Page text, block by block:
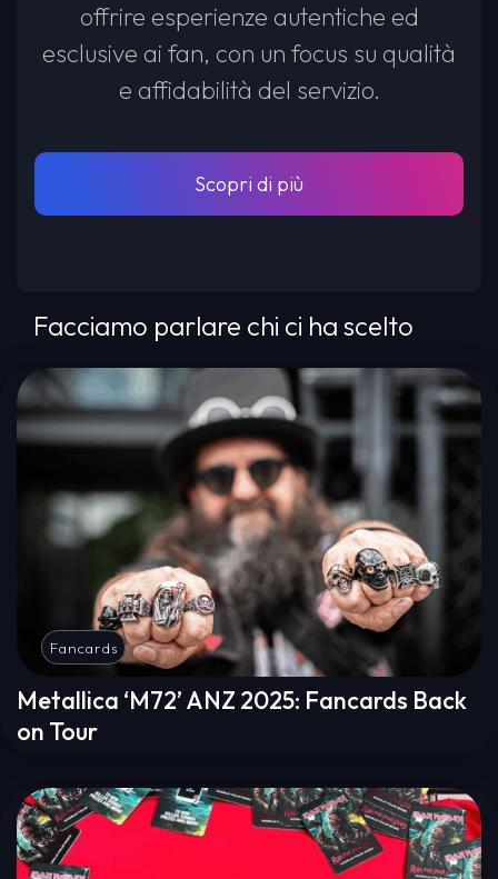
offrire esperienze autentiche ed
esclusive ai fan, con un focus su qualità
e affidabilità del servizio.
Scopri di più
Facciamo parlare chi ci ha scelto
Fancards
Metallica ‘M72’ ANZ 2025: Fancards Back
on Tour